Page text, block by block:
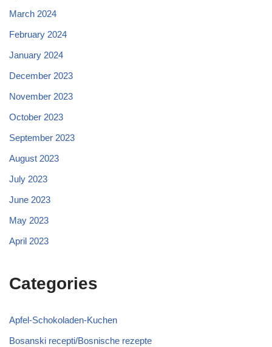
March 2024
February 2024
January 2024
December 2023
November 2023
October 2023
September 2023
August 2023
July 2023
June 2023
May 2023
April 2023
Categories
Apfel-Schokoladen-Kuchen
Bosanski recepti/Bosnische rezepte